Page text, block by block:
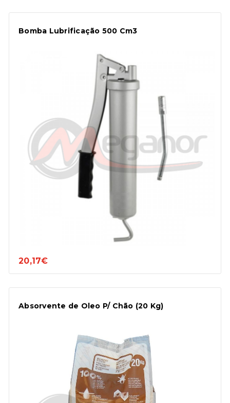
Bomba Lubrificação 500 Cm3
20,17€
Absorvente de Oleo P/ Chão (20 Kg)